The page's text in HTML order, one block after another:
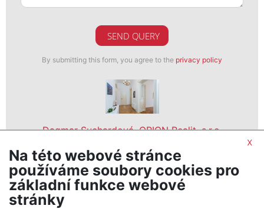
SEND QUERY
By submitting this form, you agree to the privacy policy
Dagmar Suchardová, ORION Realit, s.r.o.
show nr.
ORION Realit, s.r.o.
Holečkova 31/103, 15000, Praha 5
x
Na této webové stránce
používáme soubory cookies pro
základní funkce webové
stránky